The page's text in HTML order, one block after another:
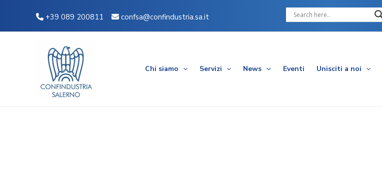
contenuto
+39 089 200811 confsa@confindustria.sa.it
Chi siamo Servizi News Eventi Unisciti a noi
articoli